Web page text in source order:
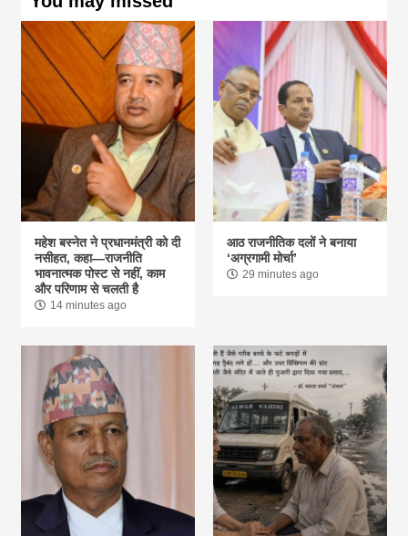
महेश बस्नेत ने प्रधानमंत्री को दी
नसीहत, कहा—राजनीति
भावनात्मक पोस्ट से नहीं, काम
और परिणाम से चलती है
14 minutes ago
आठ राजनीतिक दलों ने बनाया
‘अग्रगामी मोर्चा’
29 minutes ago